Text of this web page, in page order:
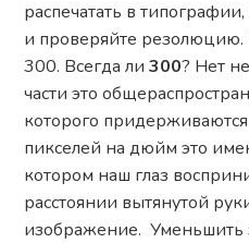
распечатать в
и проверяйте резолюцию.
300. Всегда ли300? Нет
части это
которого
пикселей на дюйм это
котором наш глаз
расстоянии вытянутой
изображение. Уменьшить